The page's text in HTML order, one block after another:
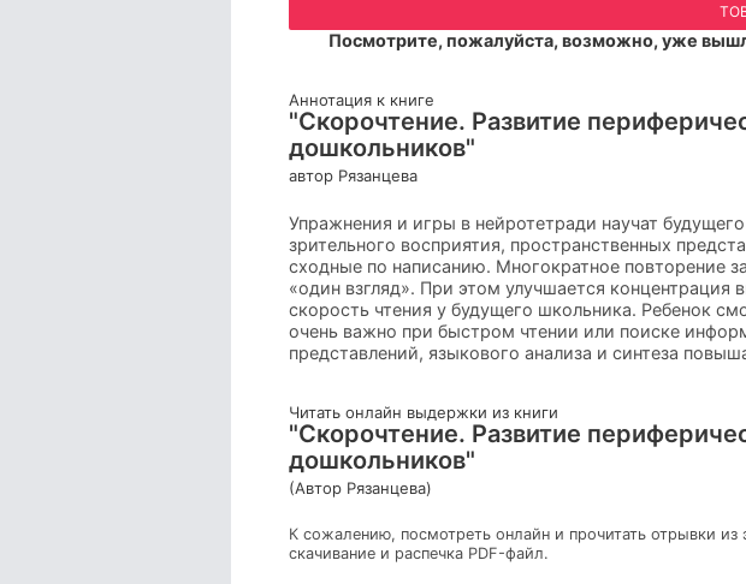
Посмотрите, пожалуйста, возможно, уже
Аннотация к книге
"Скорочтение. Развитие
дошкольников"
автор Рязанцева
Упражнения и игры в нейротетради научат
зрительного восприятия, пространственных
сходные по написанию. Многократное повторение
«один взгляд». При этом улучшается концентрация
скорость чтения у будущего школьника. Ребенок
очень важно при быстром чтении или поиске
представлений, языкового анализа и синтеза
Читать онлайн выдержки из книги
"Скорочтение. Развитие
дошкольников"
(Автор Рязанцева)
К сожалению, посмотреть онлайн и прочитать отрывки
скачивание и распечка PDF-файл.